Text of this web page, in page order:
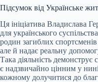
Підсумок від Українське
Ця ініціатива Владислава
для українського
родин загиблих
але й надає реальну
Така діяльність
є надзвичайно цінним у
кожному долучитися до